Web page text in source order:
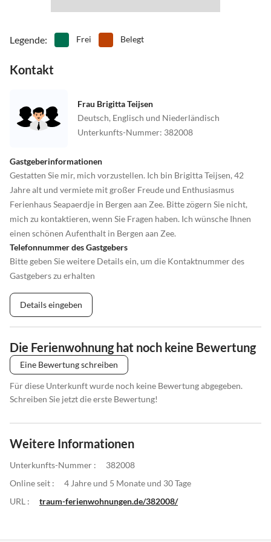
Legende: Frei Belegt
Kontakt
Frau Brigitta Teijsen
Deutsch, Englisch und Niederländisch
Unterkunfts-Nummer: 382008
Gastgeberinformationen
Gestatten Sie mir, mich vorzustellen. Ich bin Brigitta Teijsen, 42
Jahre alt und vermiete mit großer Freude und Enthusiasmus
Ferienhaus Seapaerdje in Bergen aan Zee. Bitte zögern Sie nicht,
mich zu kontaktieren, wenn Sie Fragen haben. Ich wünsche Ihnen
einen schönen Aufenthalt in Bergen aan Zee.
Telefonnummer des Gastgebers
Bitte geben Sie weitere Details ein, um die Kontaktnummer des
Gastgebers zu erhalten
Details eingeben
Die Ferienwohnung hat noch keine Bewertung
Eine Bewertung schreiben
Für diese Unterkunft wurde noch keine Bewertung abgegeben.
Schreiben Sie jetzt die erste Bewertung!
Weitere Informationen
Unterkunfts-Nummer :
382008
Online seit :
4 Jahre und 5 Monate und 30 Tage
URL :
traum-ferienwohnungen.de/382008/